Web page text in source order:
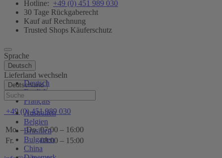
Hotline: +49 (0) 451 989 030
30 Tage Rückgaberecht
Kauf auf Rechnung
Trusted Shops Käuferschutz
Sprache
Deutsch
Deutsch
English
Français
Lieferland wechseln
Deutschland
Australien
Belgien
Brasilien
Bulgarien
China
Hilfe
+49 (0) 451 989 030
Mo. – Do. 07:00 – 16:00
Fr.
08:00 – 15:00